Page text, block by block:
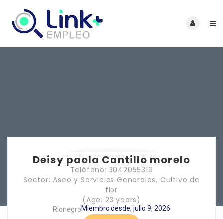
Deisy paola Cantillo morelo
Teléfono: 3042055319
Sector: Aseo y Servicios Generales, Cultivo de
flor
(Age: 23 years)
RionegroMiembro desde, julio 9, 2026